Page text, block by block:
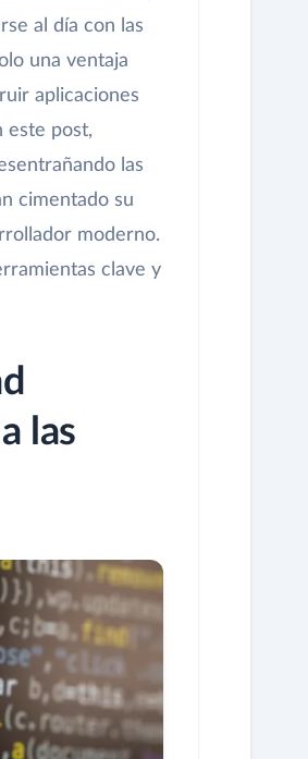
al día con las
una ventaja
aplicaciones
este post,
las
cimentado su
moderno.
clave y
las